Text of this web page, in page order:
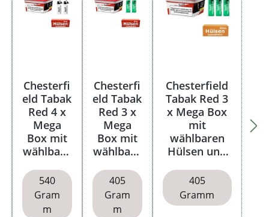
Chesterfi
eld Tabak
Red 4 x
Mega
Box mit
wählbare
540
Gram
m
Chesterfi
eld Tabak
Red 3 x
Mega
Box mit
wählbare
405
Gram
m
Chesterfield
Tabak Red 3
x Mega Box
mit
wählbaren
Hülsen und
405
Gramm